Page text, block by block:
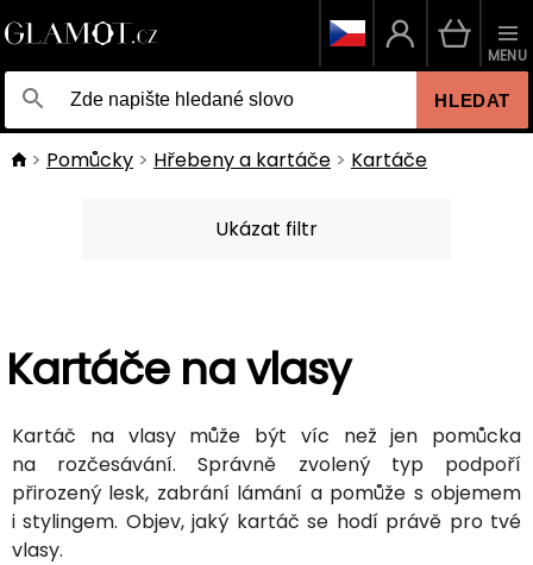
HLEDAT
MENU
Pomůcky Hřebeny a kartáče Kartáče
Ukázat filtr
Kartáče na vlasy
Kartáč na vlasy může být víc než jen pomůcka
na rozčesávání. Správně zvolený typ podpoří
přirozený lesk, zabrání lámání a pomůže s objemem
i stylingem. Objev, jaký kartáč se hodí právě pro tvé
vlasy.